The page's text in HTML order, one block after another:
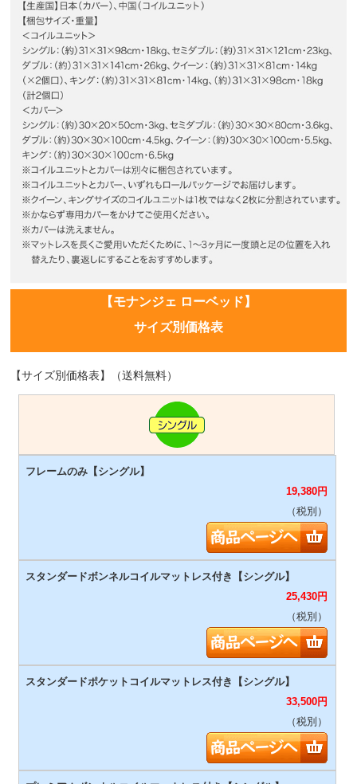
【モナンジェ ローベッド】
サイズ別価格表
【サイズ別価格表】（送料無料）
19,380円
（税別）
25,430円
（税別）
33,500円
（税別）